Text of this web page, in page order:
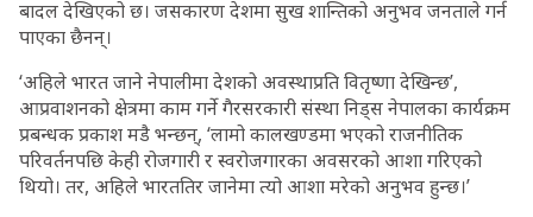
बादल देखिएको छ। जसकारण देशमा सुख शान्तिको अनुभव जनताले गर्न
पाएका छैनन्।
‘अहिले भारत जाने नेपालीमा देशको अवस्थाप्रति वितृष्णा देखिन्छ’,
आप्रवाशनको क्षेत्रमा काम गर्ने गैरसरकारी संस्था निड्स नेपालका कार्यक्रम
प्रबन्धक प्रकाश मडै भन्छन्, ‘लामो कालखण्डमा भएको राजनीतिक
परिवर्तनपछि केही रोजगारी र स्वरोजगारका अवसरको आशा गरिएको
थियो। तर, अहिले भारततिर जानेमा त्यो आशा मरेको अनुभव हुन्छ।’